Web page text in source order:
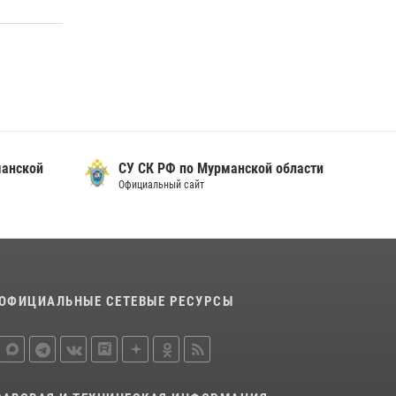
СУ СК РФ по Мурманской области
Официальный сайт
СЕТЕВЫЕ РЕСУРСЫ